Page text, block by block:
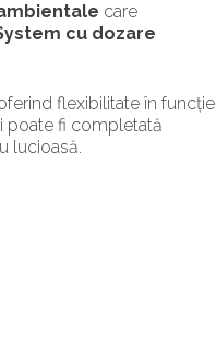
care
cu dozare
flexibilitate în funcție
poate fi completată
lucioasă.